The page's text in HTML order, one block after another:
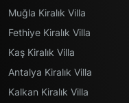
Muğla Kiralık Villa
Fethiye Kiralık Villa
Kaş Kiralık Villa
Antalya Kiralık Villa
Kalkan Kiralık Villa